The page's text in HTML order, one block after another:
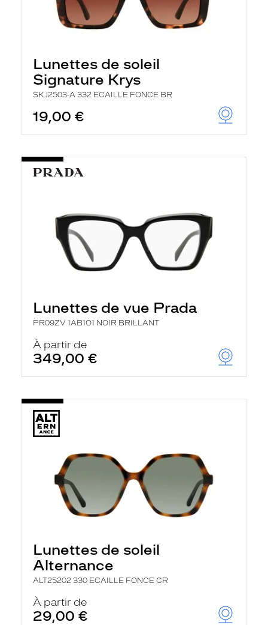
Lunettes de soleil
Signature Krys
SKJ2503-A 332 ECAILLE FONCE BR
19,00 €
Lunettes de vue Prada
PR09ZV 1AB1O1 NOIR BRILLANT
À partir de
349,00 €
Lunettes de soleil
Alternance
ALT25202 330 ECAILLE FONCE CR
À partir de
29,00 €